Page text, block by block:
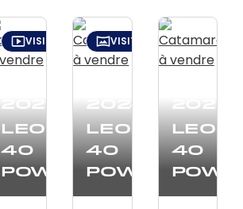
2026
Leopard
40
Powercat
VISITE VIDÉO
2024
Leopard
40
Powercat
VISITE VIRTUELLE
2025
40